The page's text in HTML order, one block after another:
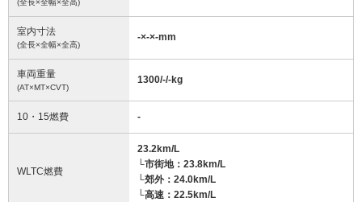
室内寸法
(全長×全幅×全高)
-×-×-mm
車両重量
(AT×MT×CVT)
1300/-/-kg
10・15燃費 -
WLTC燃費
23.2km/L
└市街地：23.8km/L
└郊外：24.0km/L
└高速：22.5km/L